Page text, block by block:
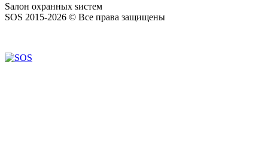
Sалон охранных sистем
SOS 2015-2026 © Все права защищены